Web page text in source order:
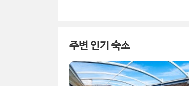
주변 인기 숙소